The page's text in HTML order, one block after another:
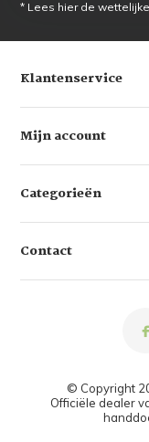
* Lees hier de
Klantenservice
Mijn account
Categorieën
Contact
© Copyright
Officiële dealer